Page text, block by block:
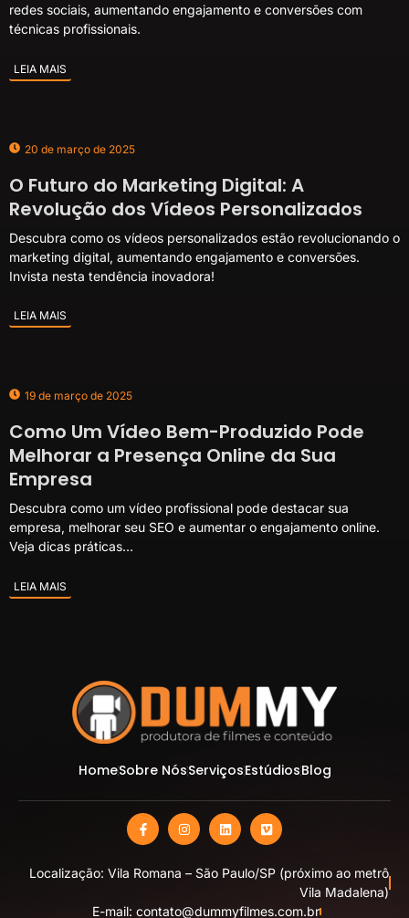
redes sociais, aumentando engajamento e conversões com
técnicas profissionais.
LEIA MAIS
20 de março de 2025
O Futuro do Marketing Digital: A
Revolução dos Vídeos Personalizados
Descubra como os vídeos personalizados estão revolucionando o
marketing digital, aumentando engajamento e conversões.
Invista nesta tendência inovadora!
LEIA MAIS
19 de março de 2025
Como Um Vídeo Bem-Produzido Pode
Melhorar a Presença Online da Sua
Empresa
Descubra como um vídeo profissional pode destacar sua
empresa, melhorar seu SEO e aumentar o engajamento online.
Veja dicas práticas...
LEIA MAIS
HomeSobre NósServiçosEstúdiosBlog
Localização: Vila Romana – São Paulo/SP (próximo ao metrô
Vila Madalena)
E-mail: contato@dummyfilmes.com.br